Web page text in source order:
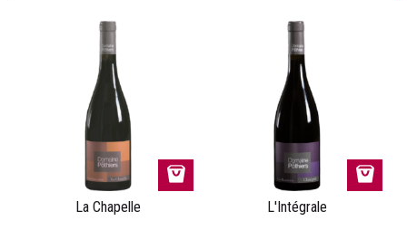
La Chapelle L'Intégrale